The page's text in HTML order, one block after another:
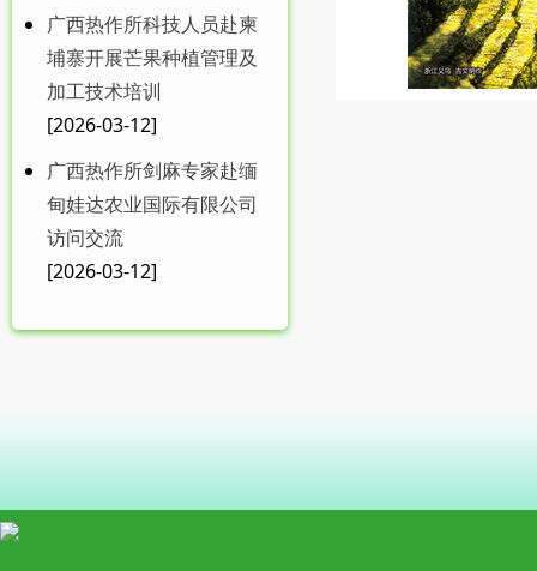
广西热作所科技人员赴柬
埔寨开展芒果种植管理及
加工技术培训
[2026-03-12]
广西热作所剑麻专家赴缅
甸娃达农业国际有限公司
访问交流
[2026-03-12]